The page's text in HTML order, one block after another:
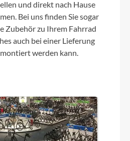
Farbe
Kette
LG500
und direkt nach Hause
Bei uns finden Sie sogar
Zubehör zu Ihrem Fahrrad
auch bei einer Lieferung
werden kann.